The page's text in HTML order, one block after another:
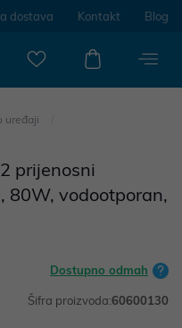
dostava Kontakt Blog
uređaji
prijenosni
80W, vodootporan,
Dostupno odmah
Šifra proizvoda:60600130